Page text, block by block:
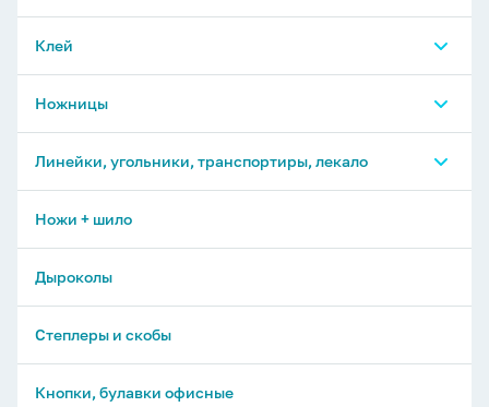
Точилки механические, электрические
Клей
Клей-карандаш
Клей канцелярский
Ножницы
Ножницы универсальные
Линейки, угольники, транспортиры, лекало
Линейки
Палетки, рейхсшины, спирографы, указки
Угольники
Ножи + шило
Дыроколы
Степлеры и скобы
Кнопки, булавки офисные